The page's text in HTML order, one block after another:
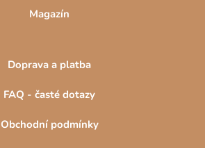
Magazín
Doprava a platba
FAQ - časté dotazy
Obchodní podmínky